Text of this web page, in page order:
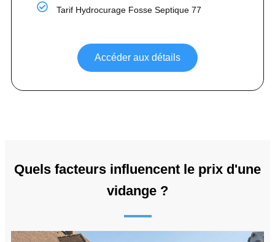
Tarif Hydrocurage Fosse Septique 77
Accéder aux détails
Quels facteurs influencent le prix d'une
vidange ?